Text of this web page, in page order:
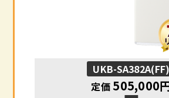
UKB-SA382A(FF)
定価505,000